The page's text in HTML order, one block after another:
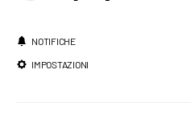
NOTIFICHE
IMPOSTAZIONI